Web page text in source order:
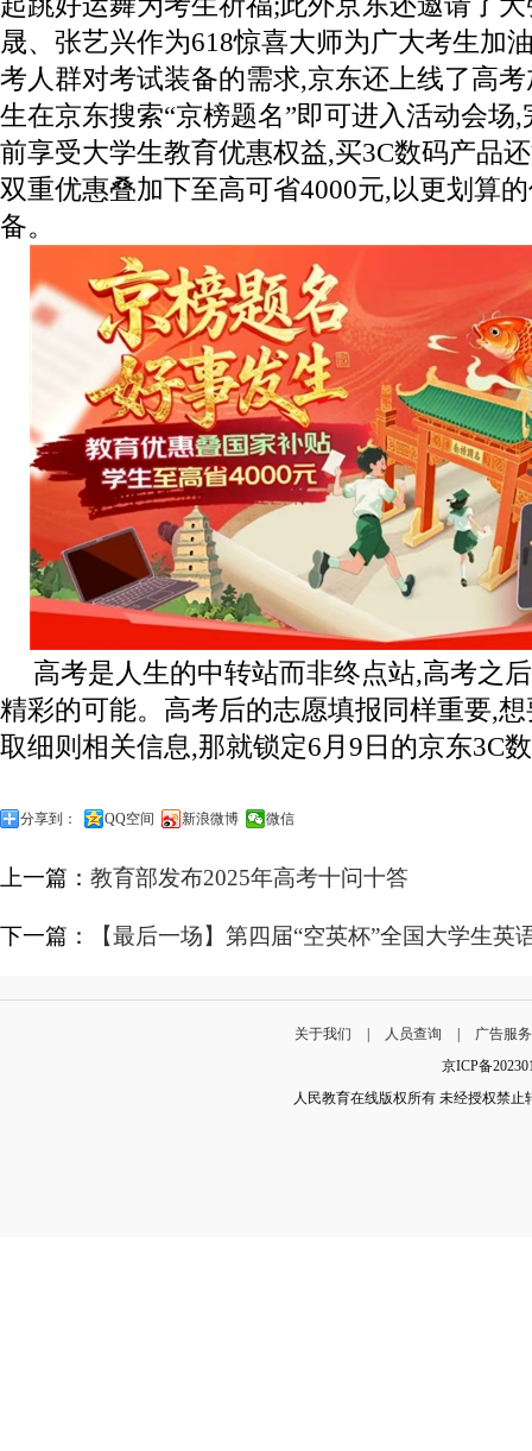
晟、张艺兴作为618惊喜大师为广大考生加
考人群对考试装备的需求,京东还上线了高
生在京东搜索“京榜题名”即可进入活动会场
前享受大学生教育优惠权益,买3C数码产品
双重优惠叠加下至高可省4000元,以更划算
备。
高考是人生的中转站而非终点站,高考之
精彩的可能。高考后的志愿填报同样重要,
取细则相关信息,那就锁定6月9日的京东3C
分享到： QQ空间 新浪微博 微信
上一篇： 教育部发布2025年高考十问十答
下一篇： 【最后一场】第四届“空英杯”全国大学生英
关于我们 人员查询
广告服
京ICP备
人民教育在线版权所有 未经授权禁